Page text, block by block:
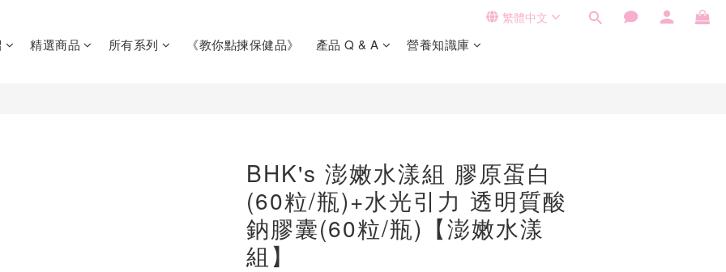
繁體中文
精選商品 所有系列 《教你點揀保健品》 產品 Q & A 營養知識庫
BHK's 澎嫩水漾組 膠原蛋白
(60粒/瓶)+水光引力 透明質酸
鈉膠囊(60粒/瓶)【澎嫩水漾
組】
立即購買